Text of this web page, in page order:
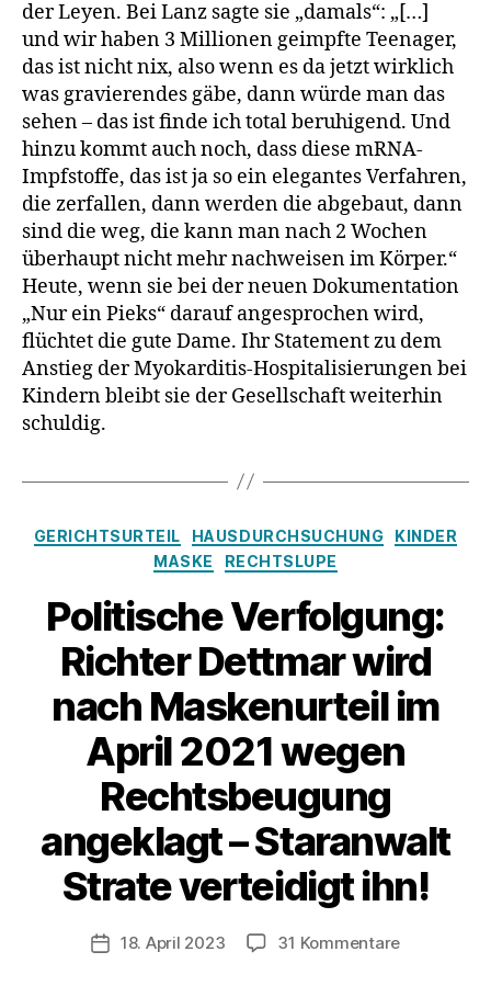
Bayerischen
der Leyen. Bei Lanz sagte sie „damals“: „[…]
und wir haben 3 Millionen geimpfte Teenager,
das ist nicht nix, also wenn es da jetzt wirklich
was gravierendes gäbe, dann würde man das
sehen – das ist finde ich total beruhigend. Und
hinzu kommt auch noch, dass diese mRNA-
Impfstoffe, das ist ja so ein elegantes Verfahren,
die zerfallen, dann werden die abgebaut, dann
sind die weg, die kann man nach 2 Wochen
überhaupt nicht mehr nachweisen im Körper.“
Heute, wenn sie bei der neuen Dokumentation
„Nur ein Pieks“ darauf angesprochen wird,
flüchtet die gute Dame. Ihr Statement zu dem
Anstieg der Myokarditis-Hospitalisierungen bei
Kindern bleibt sie der Gesellschaft weiterhin
schuldig.
Kategorien
GERICHTSURTEIL HAUSDURCHSUCHUNG
KINDER
MASKE
RECHTSLUPE
Politische Verfolgung:
Richter Dettmar wird
nach Maskenurteil im
April 2021 wegen
Rechtsbeugung
angeklagt – Staranwalt
Strate verteidigt ihn!
Veröffentlichungsdatum
18. April 2023 31 Kommentarezu